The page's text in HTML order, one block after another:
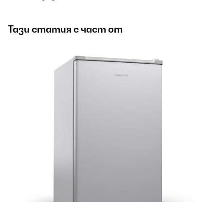
Тази статия е част от